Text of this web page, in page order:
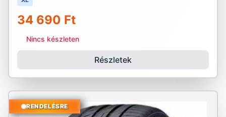
34 690 Ft
Nincs készleten
Részletek
RENDELÉSRE